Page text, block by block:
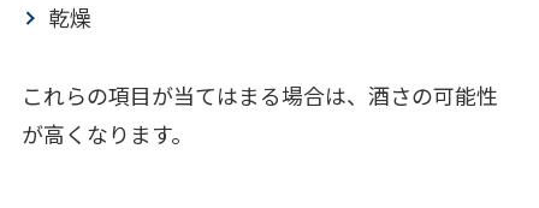
乾燥
これらの項目が当てはまる場合は、酒さの可能性
が高くなります。